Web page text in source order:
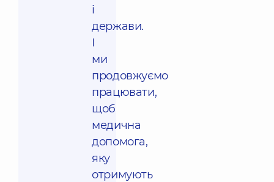
і
держави.
І
ми
продовжуємо
працювати,
щоб
медична
допомога,
яку
отримують